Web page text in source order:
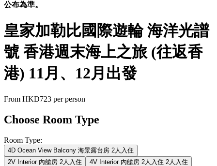
公布為準。
皇家加勒比國際遊輪 海洋光譜
號 香港週末海上之旅 (往返香
港) 11月、12月出發
From HKD723 per person
Choose Room Type
Room Type:
4D Ocean View Balcony 海景露台房 2人入住
2V Interior 內艙房 2人入住
4V Interior 內艙房 2人入住 2人入住